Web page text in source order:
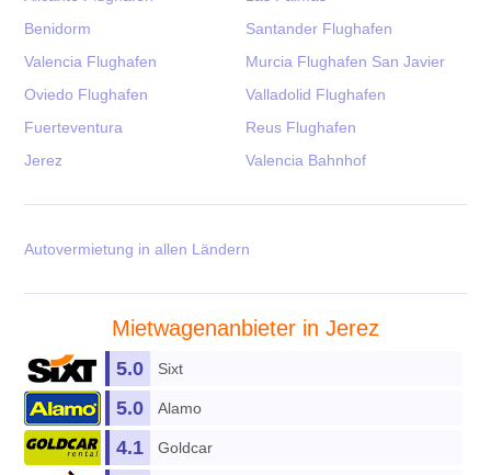
Benidorm
Santander Flughafen
Valencia Flughafen
Murcia Flughafen San Javier
Oviedo Flughafen
Valladolid Flughafen
Fuerteventura
Reus Flughafen
Jerez
Valencia Bahnhof
Autovermietung in allen Ländern
Mietwagenanbieter in Jerez
Sixt
5.0
Alamo
5.0
Goldcar
4.1